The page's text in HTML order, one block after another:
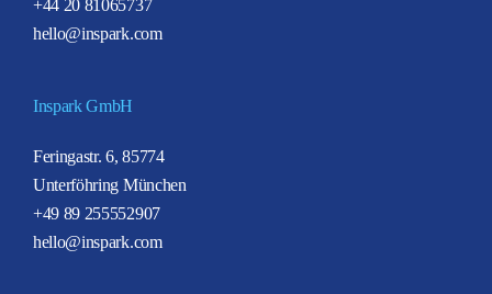
+44 20 81065737
hello@inspark.com
Inspark GmbH
Feringastr. 6, 85774
Unterföhring München
+49 89 255552907
hello@inspark.com